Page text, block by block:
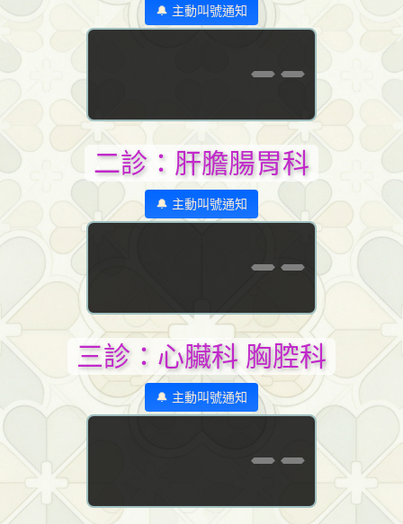
🔔 主動叫號通知
--
二診：肝膽腸胃科
🔔 主動叫號通知
--
三診：心臟科 胸腔科
🔔 主動叫號通知
--